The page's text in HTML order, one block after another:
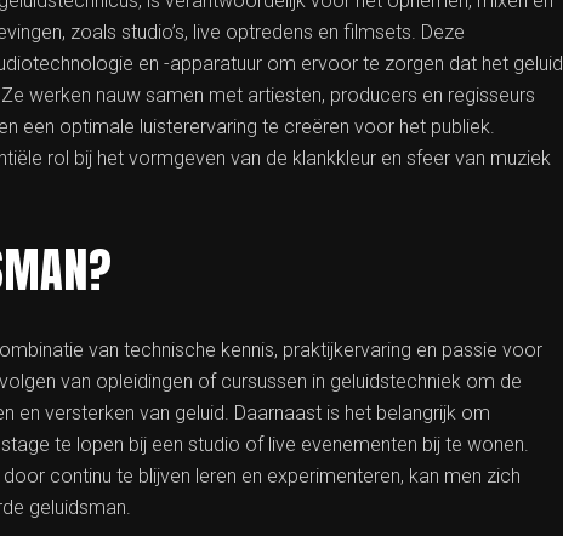
zoals studio’s, live optredens en filmsets. Deze
en -apparatuur om ervoor te zorgen dat het geluid
werken nauw samen met artiesten, producers en regisseurs
een optimale luisterervaring te creëren voor het publiek.
rol bij het vormgeven van de klankkleur en sfeer van muziek
van technische kennis, praktijkervaring en passie voor
van opleidingen of cursussen in geluidstechniek om de
en versterken van geluid. Daarnaast is het belangrijk om
te lopen bij een studio of live evenementen bij te wonen.
continu te blijven leren en experimenteren, kan men zich
geluidsman.